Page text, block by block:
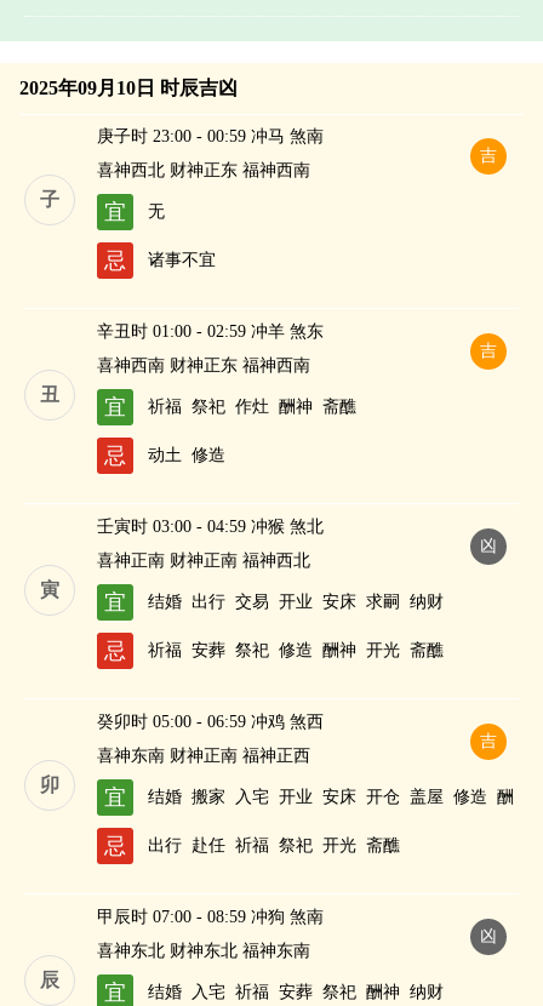
2025年09月10日 时辰吉凶
子
吉
庚子时 23:00 - 00:59 冲马 煞南
喜神西北 财神正东 福神西南
宜 无
忌 诸事不宜
丑
吉
辛丑时 01:00 - 02:59 冲羊 煞东
喜神西南 财神正东 福神西南
宜 祈福 祭祀 作灶 酬神 斋醮
忌 动土 修造
寅
凶
壬寅时 03:00 - 04:59 冲猴 煞北
喜神正南 财神正南 福神西北
宜 结婚 出行 交易 开业 安床 求嗣 纳财
忌 祈福 安葬 祭祀 修造 酬神 开光 斋醮
卯
吉
癸卯时 05:00 - 06:59 冲鸡 煞西
喜神东南 财神正南 福神正西
宜 结婚 搬家 入宅 开业 安床 开仓 盖屋 修造 酬
神
纳财
忌 出行 赴任 祈福 祭祀 开光 斋醮
辰
凶
甲辰时 07:00 - 08:59 冲狗 煞南
喜神东北 财神东北 福神东南
宜 结婚 入宅 祈福 安葬 祭祀 酬神 纳财